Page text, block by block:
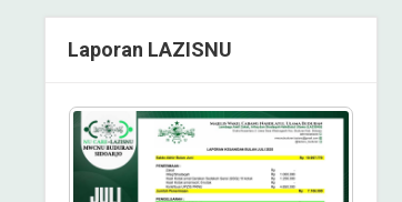
Laporan LAZISNU